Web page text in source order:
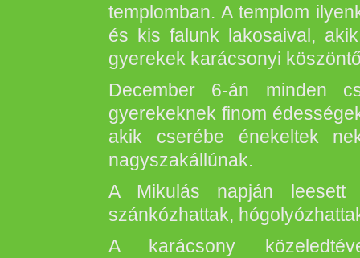
templomban. A templom
és kis falunk lakosaival,
gyerekek karácsonyi
December 6-án minden
gyerekeknek finom
akik cserébe énekeltek
nagyszakállúnak.
A Mikulás napján
szánkózhattak,
A karácsony